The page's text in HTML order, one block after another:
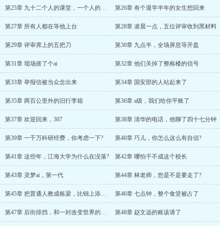
第25章 九十二个人的课堂，一个人的眼泪 第26章 有个退学半年的女生想回来
第27章 所有人都在等他上台 第28章 凌晨一点，五位评审收到黑材料
第29章 评审席上的五把刀 第30章 九点半，全场屏息等开盘
第31章 现场搓了个ai 第32章 他们关掉了整栋楼的信号
第33章 举报信被当众念出来 第34章 国安部的人站起来了
第35章 两百公里外的旧行李箱 第36章 a级，我们给你平账了
第37章 欢迎回来，307 第38章 清华的电话，他聊了四十七分钟
第39章 一千万科研经费，你考虑一下? 第40章 巧儿，你怎么这么有自信?
第41章 这些年，江海大学为什么在没落? 第42章 哪怕干不成这个校长
第43章 灵梦ai，第一代 第44章 林老师，您是不是要走了?
第45章 把普通人教成栋梁，比锦上添花更重要 第46章 七点钟，整个食堂被占了
第47章 后街排挡，和一封改变世界的邮件 第48章 赵文远的账该请了